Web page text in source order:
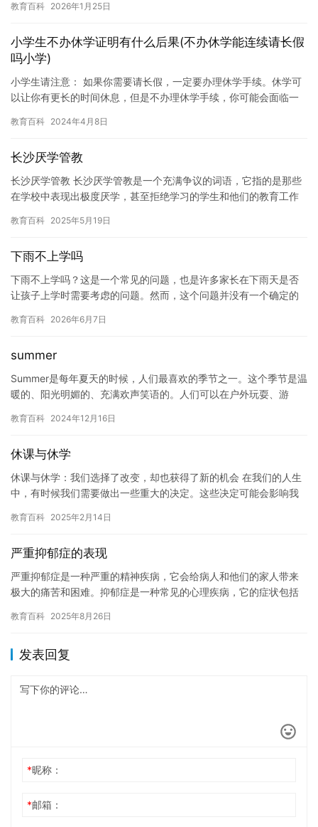
那么…
教育百科 2026年1月25日
小学生不办休学证明有什么后果(不办休学能连续请长假
吗小学)
小学生请注意： 如果你需要请长假，一定要办理休学手续。休学可
以让你有更长的时间休息，但是不办理休学手续，你可能会面临一
程，…
教育百科 2024年4月8日
长沙厌学管教
长沙厌学管教 长沙厌学管教是一个充满争议的词语，它指的是那些
在学校中表现出极度厌学，甚至拒绝学习的学生和他们的教育工作
度等…
教育百科 2025年5月19日
下雨不上学吗
下雨不上学吗？这是一个常见的问题，也是许多家长在下雨天是否
让孩子上学时需要考虑的问题。然而，这个问题并没有一个确定的
并不…
教育百科 2026年6月7日
summer
Summer是每年夏天的时候，人们最喜欢的季节之一。这个季节是温
暖的、阳光明媚的、充满欢声笑语的。人们可以在户外玩耍、游
些…
教育百科 2024年12月16日
休课与休学
休课与休学：我们选择了改变，却也获得了新的机会 在我们的人生
中，有时候我们需要做出一些重大的决定。这些决定可能会影响我
就是…
教育百科 2025年2月14日
严重抑郁症的表现
严重抑郁症是一种严重的精神疾病，它会给病人和他们的家人带来
极大的痛苦和困难。抑郁症是一种常见的心理疾病，它的症状包括
病人失…
教育百科 2025年8月26日
发表回复
*昵称：
*邮箱：